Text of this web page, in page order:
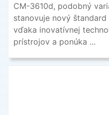
CM-3610d, podobný
stanovuje nový
vďaka inovatívnej
prístrojov a ponúka ...